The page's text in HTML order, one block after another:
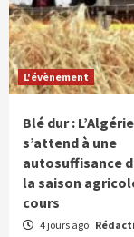
L'évènement
Blé dur : L’Algérie
s’attend à une
autosuffisance
la saison
cours
4 jours ago